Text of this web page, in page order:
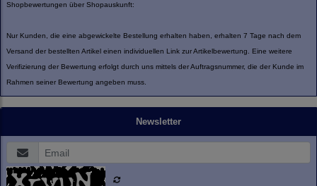
Shopbewertungen über Shopauskunft:
Nur Kunden, die eine abgewickelte Bestellung erhalten haben, erhalten 7 Tage nach dem
Versand der bestellten Artikel einen individuellen Link zur Artikelbewertung. Eine weitere
Verifizierung der Bewertung erfolgt durch uns mittels der Auftragsnummer, die der Kunde im
Rahmen seiner Bewertung angeben muss.
Newsletter